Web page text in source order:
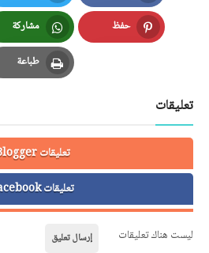
Facebook
Twitter
حفظ
Pinterest
مشاركة
Whatsapp
طباعة
Print
تعليقات
تعليقات Blogger
تعليقات Facebook
ليست هناك تعليقات إرسال تعليق